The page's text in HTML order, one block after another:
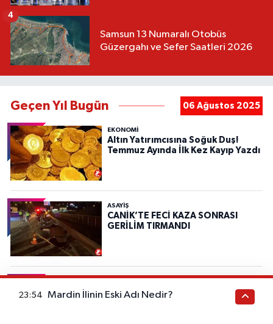
Samsun 13 Numaralı Otobüs
Güzergahı ve Sefer Saatleri 2026
4
Geçen Yıl Bugün 06 Ağustos 2025
EKONOMİ
Altın Yatırımcısına Soğuk Duş!
Temmuz Ayında İlk Kez Kayıp Yazdı
ASAYIŞ
CANİK’TE FECİ KAZA SONRASI
GERİLİM TIRMANDI
Samsun'da İki Muhtar ve Üç
23:54 Mardin İlinin Eski Adı Nedir?